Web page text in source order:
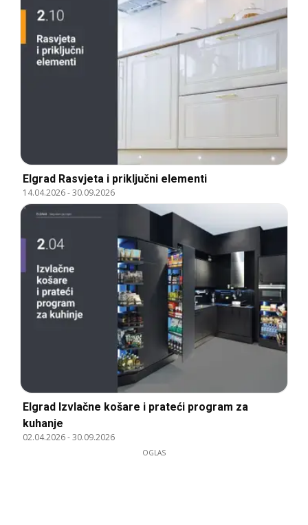
Elgrad Rasvjeta i priključni elementi
14.04.2026-30.09.2026
Elgrad Izvlačne košare i prateći program za
kuhanje
02.04.2026-30.09.2026
OGLAS